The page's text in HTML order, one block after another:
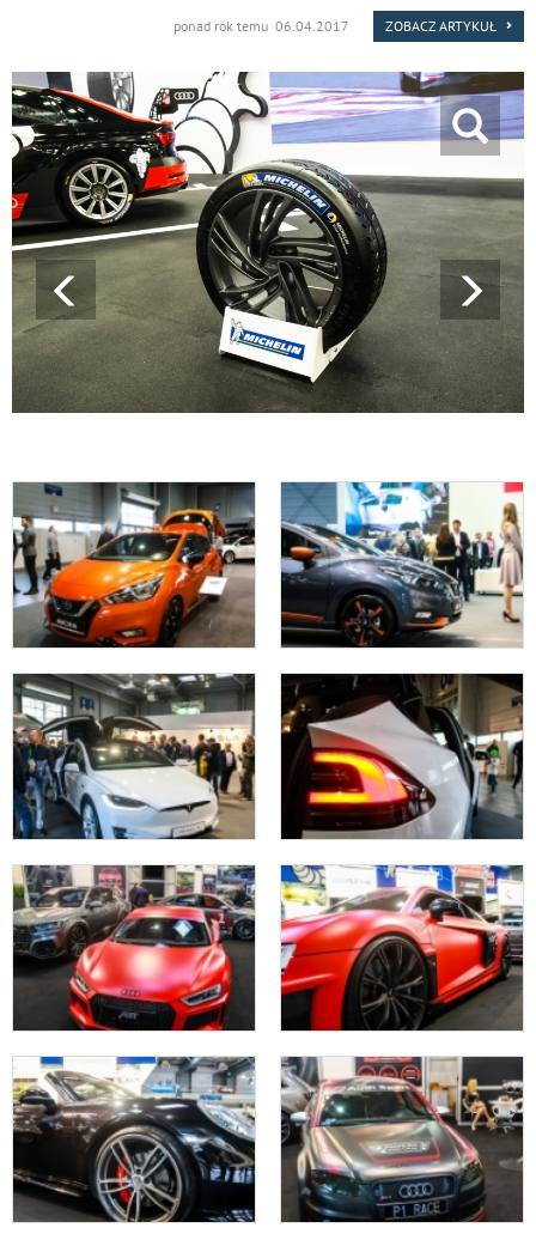
ponad rok temu 06.04.2017 ZOBACZ ARTYKUŁ